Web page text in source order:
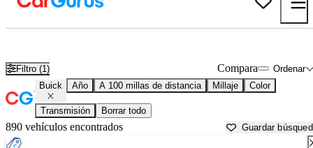
Filtro (1) Ordenar
Compara
Buick Año A 100 millas de distancia Millaje Color
Transmisión Borrar todo
890 vehículos encontrados Guardar